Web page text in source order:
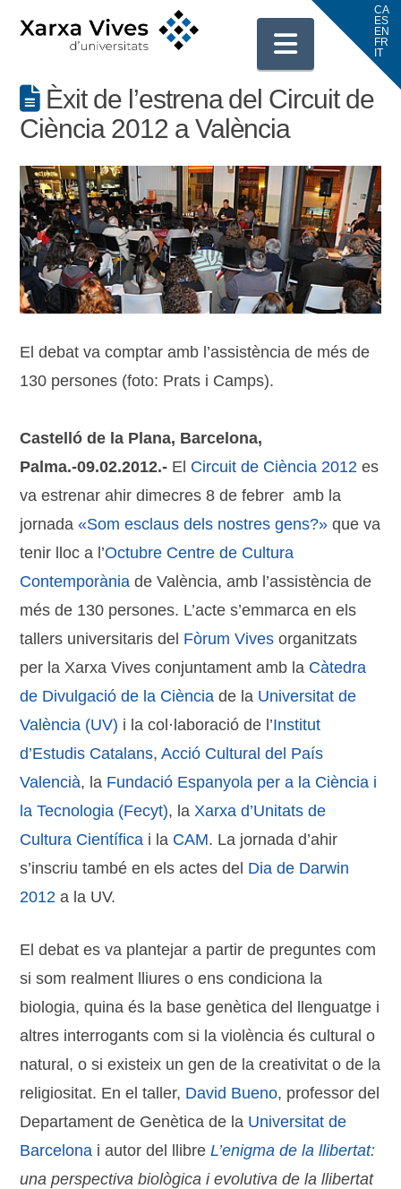
Èxit de l’estrena del Circuit de
Ciència 2012 a València
El debat va comptar amb l’assistència de més de
130 persones (foto: Prats i Camps).
Castelló de la Plana, Barcelona,
Palma.-09.02.2012.- El Circuit de Ciència 2012 es
va estrenar ahir dimecres 8 de febrer amb la
jornada«Som esclaus dels nostres gens?» que va
tenir lloc a l’Octubre Centre de Cultura
Contemporània de València, amb l’assistència de
més de 130 persones. L’acte s’emmarca en els
tallers universitaris del Fòrum Vives organitzats
per la Xarxa Vives conjuntament amb la Càtedra
de Divulgació de la Ciència de la Universitat de
València (UV) i la col·laboració de l’Institut
d’Estudis Catalans,Acció Cultural del País
Valencià, la Fundació Espanyola per a la Ciència i
la Tecnologia (Fecyt), la Xarxa d’Unitats de
Cultura Científica i la CAM. La jornada d’ahir
s’inscriu també en els actes del Dia de Darwin
2012 a la UV.
El debat es va plantejar a partir de preguntes com
si som realment lliures o ens condiciona la
biologia, quina és la base genètica del llenguatge i
altres interrogants com si la violència és cultural o
natural, o si existeix un gen de la creativitat o de la
religiositat. En el taller, David Bueno, professor del
Departament de Genètica de la Universitat de
Barcelona i autor del llibre L’enigma de la llibertat:
una perspectiva biològica i evolutiva de la llibertat